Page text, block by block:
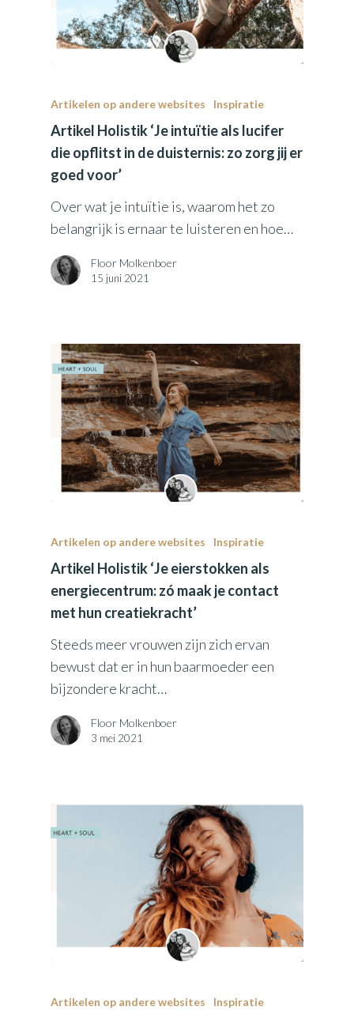
Artikelen op andere websites Inspiratie
Artikel Holistik ‘Je intuïtie als lucifer
die opflitst in de duisternis: zo zorg jij er
goed voor’
Over wat je intuïtie is, waarom het zo
belangrijk is ernaar te luisteren en hoe…
Floor Molkenboer
15 juni 2021
Artikelen op andere websites Inspiratie
Artikel Holistik ‘Je eierstokken als
energiecentrum: zó maak je contact
met hun creatiekracht’
Steeds meer vrouwen zijn zich ervan
bewust dat er in hun baarmoeder een
bijzondere kracht…
Floor Molkenboer
3 mei 2021
Artikelen op andere websites Inspiratie